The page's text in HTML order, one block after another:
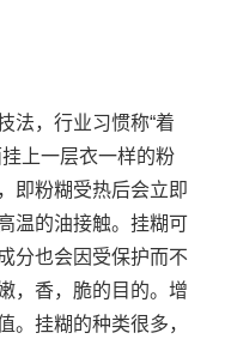
，行业习惯称“着
上一层衣一样的粉
即粉糊受热后会立即
温的油接触。挂糊可
分也会因受保护而不
，香，脆的目的。增
。挂糊的种类很多，